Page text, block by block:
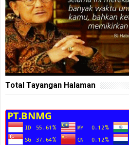
Total Tayangan Halaman